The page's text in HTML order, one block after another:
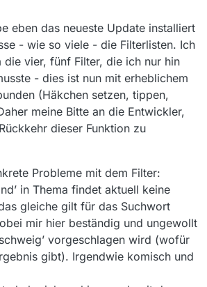
eben das neueste Update installiert
- wie so viele - die Filterlisten. Ich
die vier, fünf Filter, die ich nur hin
- dies ist nun mit erheblichem
(Häkchen setzen, tippen,
meine Bitte an die Entwickler,
dieser Funktion zu
Probleme mit dem Filter:
in Thema findet aktuell keine
gleiche gilt für das Suchwort
mir hier beständig und ungewollt
vorgeschlagen wird (wofür
gibt). Irgendwie komisch und